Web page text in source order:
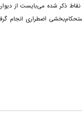
ذکر شده می‌بایست از
اضطراری انجام